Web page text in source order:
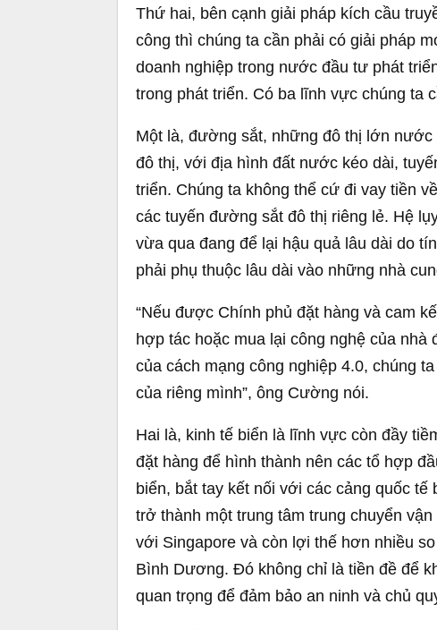
Thứ hai, bên cạnh giải pháp kích cầu
công thì chúng ta cần phải có giải pháp
doanh nghiệp trong nước đầu tư phát
trong phát triển. Có ba lĩnh vực chúng ta
Một là, đường sắt, những đô thị lớn
đô thị, với địa hình đất nước kéo dài,
triển. Chúng ta không thể cứ đi vay tiền
các tuyến đường sắt đô thị riêng lẻ. Hệ
vừa qua đang để lại hậu quả lâu dài do
phải phụ thuộc lâu dài vào những nhà
“Nếu được Chính phủ đặt hàng và cam
hợp tác hoặc mua lại công nghệ của
của cách mạng công nghiệp 4.0, chúng
của riêng mình”, ông Cường nói.
Hai là, kinh tế biển là lĩnh vực còn đầy
đặt hàng để hình thành nên các tổ hợp
biển, bắt tay kết nối với các cảng quốc
trở thành một trung tâm trung chuyển
với Singapore và còn lợi thế hơn nhiều
Bình Dương. Đó không chỉ là tiền đề để
quan trọng để đảm bảo an ninh và chủ